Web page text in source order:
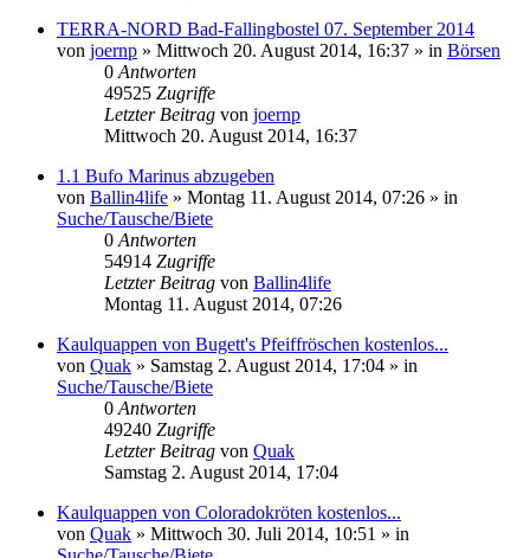
TERRA-NORD Bad-Fallingbostel 07. September 2014
von joernp » Mittwoch 20. August 2014, 16:37 » in Börsen
0 Antworten
49525 Zugriffe
Letzter Beitrag von joernp
Mittwoch 20. August 2014, 16:37
1.1 Bufo Marinus abzugeben
von Ballin4life » Montag 11. August 2014, 07:26 » in
Suche/Tausche/Biete
0 Antworten
54914 Zugriffe
Letzter Beitrag von Ballin4life
Montag 11. August 2014, 07:26
Kaulquappen von Bugett's Pfeiffröschen kostenlos...
von Quak » Samstag 2. August 2014, 17:04 » in
Suche/Tausche/Biete
0 Antworten
49240 Zugriffe
Letzter Beitrag von Quak
Samstag 2. August 2014, 17:04
Kaulquappen von Coloradokröten kostenlos...
von Quak » Mittwoch 30. Juli 2014, 10:51 » in